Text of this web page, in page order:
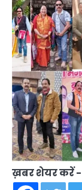
ख़बर शेयर करें -